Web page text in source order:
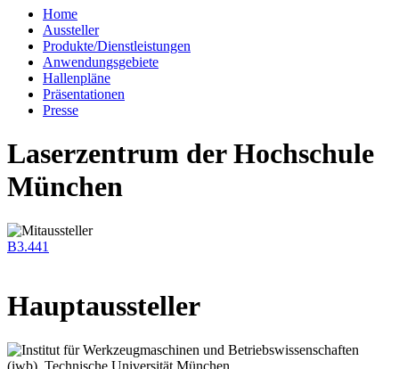
Home
Aussteller
Produkte/Dienstleistungen
Anwendungsgebiete
Hallenpläne
Präsentationen
Presse
Laserzentrum der Hochschule
München
B3.441
Hauptaussteller